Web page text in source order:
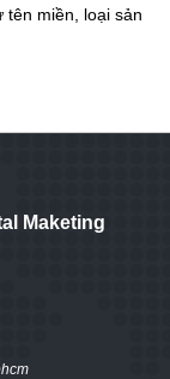
tên miền, loại sản
Maketing